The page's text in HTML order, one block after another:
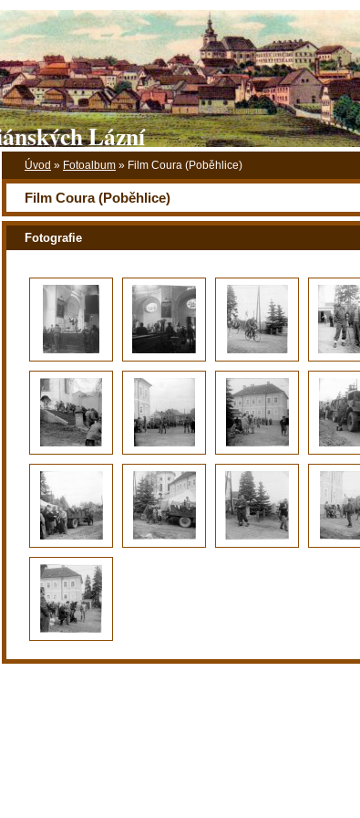
Lázní
Úvod » Fotoalbum » Film Coura (Poběhlice)
Film Coura (Poběhlice)
Fotografie